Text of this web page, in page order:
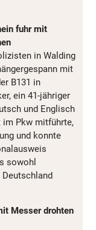
fuhr mit
in Walding
mit
B131 in
ein 41-jähriger
und Englisch
Pkw mitführte,
und konnte
sowohl
Deutschland
Messer drohten